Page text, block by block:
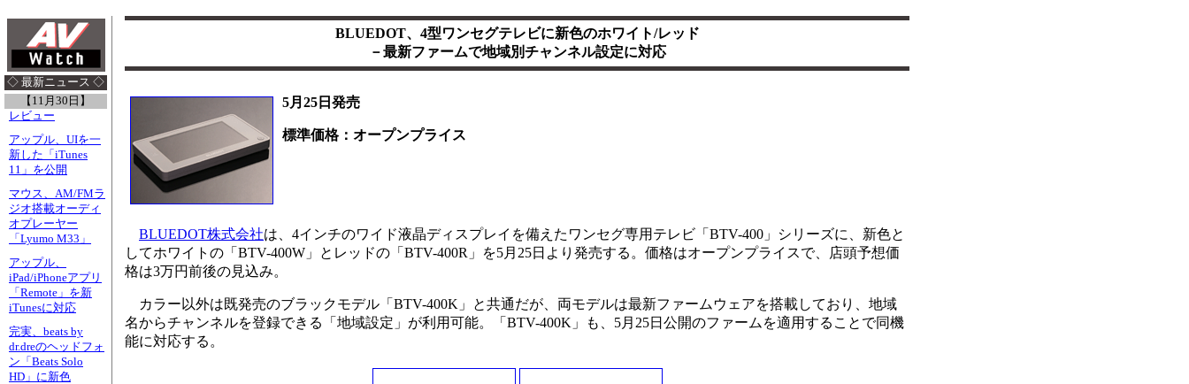
◇ 最新ニュース ◇
【11月30日】
レビュー
アップル、UIを一
新した「iTunes
11」を公開
マウス、AM/FMラ
ジオ搭載オーディ
オプレーヤー
「Lyumo M33」
アップル、
iPad/iPhoneアプリ
「Remote」を新
iTunesに対応
完実、beats by
dr.dreのヘッドフォ
ン「Beats Solo
HD」に新色
BLUEDOT、4型ワンセグテレビに新色のホワイト/レッド
－最新ファームで地域別チャンネル設定に対応
5月25日発売
標準価格：オープンプライス
BLUEDOT株式会社は、4インチのワイド液晶ディスプレイを備えたワンセグ専用テレビ「BTV-400」シリーズに、新色と
してホワイトの「BTV-400W」とレッドの「BTV-400R」を5月25日より発売する。価格はオープンプライスで、店頭予想価
格は3万円前後の見込み。
カラー以外は既発売のブラックモデル「BTV-400K」と共通だが、両モデルは最新ファームウェアを搭載しており、地域
名からチャンネルを登録できる「地域設定」が利用可能。「BTV-400K」も、5月25日公開のファームを適用することで同機
能に対応する。